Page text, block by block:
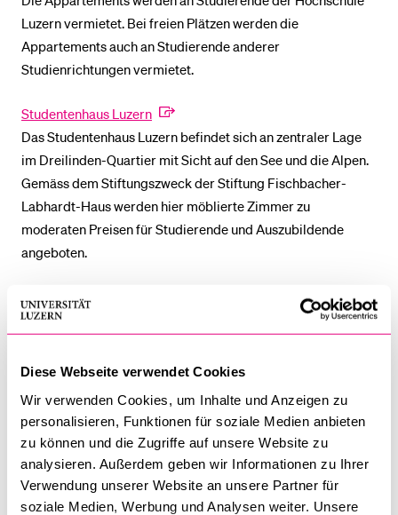
Diese Webseite verwendet Cookies
Wir verwenden Cookies, um Inhalte und Anzeigen zu
personalisieren, Funktionen für soziale Medien anbieten
zu können und die Zugriffe auf unsere Website zu
analysieren. Außerdem geben wir Informationen zu Ihrer
Verwendung unserer Website an unsere Partner für
soziale Medien, Werbung und Analysen weiter. Unsere
Luzern vermietet. Bei freien Plätzen werden die
Appartements auch an Studierende anderer
Studienrichtungen vermietet.
Studentenhaus Luzern
Das Studentenhaus Luzern befindet sich an zentraler Lage
im Dreilinden-Quartier mit Sicht auf den See und die Alpen.
Gemäss dem Stiftungszweck der Stiftung Fischbacher-
Labhardt-Haus werden hier möblierte Zimmer zu
moderaten Preisen für Studierende und Auszubildende
angeboten.
Wer gerne in einem Haus mit Geschichte wohnt, eine
inspirierende Atmosphäre zum Lernen sucht, Kontakt mit
Gelingen des Zusammenlebens übernimmt, findet im
Unterkunft.
Studenten-Lodge Luzern
Die Studenten-Lodge befindet sich an der Lädelistrasse in
der Stadt Luzern. Die Universität Luzern ist innert ca. 15